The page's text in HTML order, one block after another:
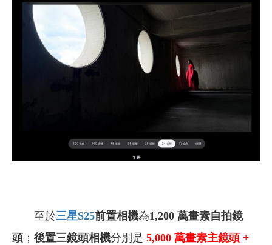
至於三星S25前置相機為1,200 萬畫素自拍鏡
頭 ； 後置三鏡頭相機分別是 5,000 萬畫素主鏡頭 +